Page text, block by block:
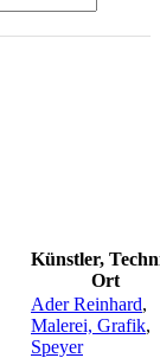
Künstler,
Ort
Ader Reinhard,
Malerei, Grafik,
Speyer